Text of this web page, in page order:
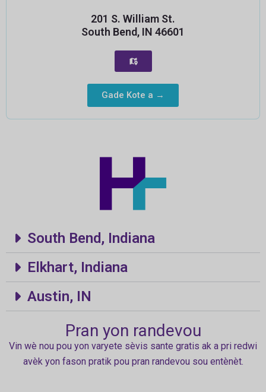
201 S. William St.
South Bend, IN 46601
Gade Kote a →
South Bend, Indiana
Elkhart, Indiana
Austin, IN
Pran yon randevou
Vin wè nou pou yon varyete sèvis sante gratis ak a pri redwi
avèk yon fason pratik pou pran randevou sou entènèt.